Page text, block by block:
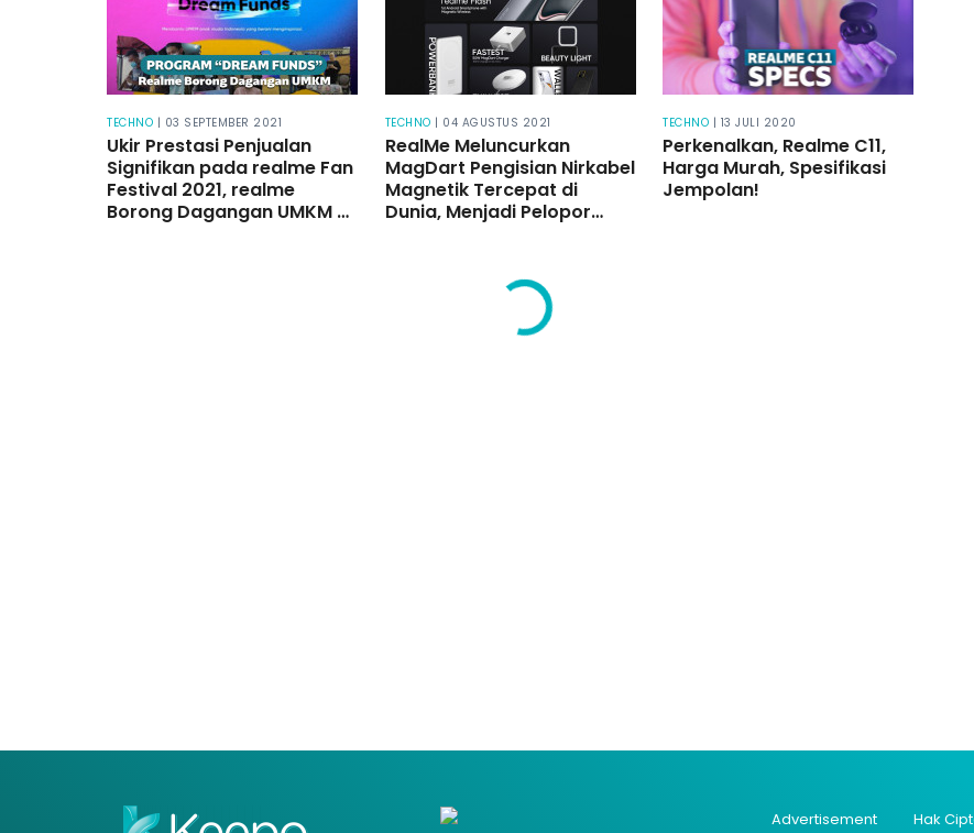
TECHNO | 03 SEPTEMBER 2021
Ukir Prestasi Penjualan
Signifikan pada realme Fan
Festival 2021, realme
Borong Dagangan UMKM di
TECHNO | 04 AGUSTUS 2021
RealMe Meluncurkan
MagDart Pengisian Nirkabel
Magnetik Tercepat di
Dunia, Menjadi Pelopor
TECHNO | 13 JULI 2020
Perkenalkan, Realme C11,
Harga Murah, Spesifikasi
Jempolan!
Advertisement Hak